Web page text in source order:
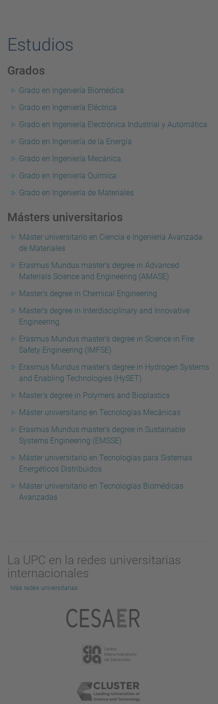
Estudios
Grados
Grado en Ingeniería Biomédica
Grado en Ingeniería Eléctrica
Grado en Ingeniería Electrónica Industrial y Automática
Grado en Ingeniería de la Energía
Grado en Ingeniería Mecánica
Grado en Ingeniería Química
Grado en Ingeniería de Materiales
Másters universitarios
Máster universitario en Ciencia e Ingeniería Avanzada
de Materiales
Erasmus Mundus master's degree in Advanced
Materials Science and Engineering (AMASE)
Master's degree in Chemical Engineering
Master's degree in Interdisciplinary and Innovative
Engineering
Erasmus Mundus master's degree in Science in Fire
Safety Engineering (IMFSE)
Erasmus Mundus master's degree in Hydrogen Systems
and Enabling Technologies (HySET)
Master's degree in Polymers and Bioplastics
Máster universitario en Tecnologías Mecánicas
Erasmus Mundus master's degree in Sustainable
Systems Engineering (EMSSE)
Máster universitario en Tecnologías para Sistemas
Energéticos Distribuidos
Máster universitario en Tecnologías Biomédicas
Avanzadas
La UPC en la redes universitarias
internacionales
Más redes universitarias